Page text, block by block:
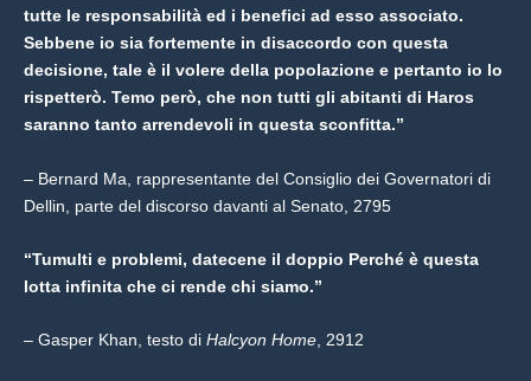
tutte le responsabilità ed i benefici ad esso associato.
Sebbene io sia fortemente in disaccordo con questa
decisione, tale è il volere della popolazione e pertanto io lo
rispetterò. Temo però, che non tutti gli abitanti di Haros
saranno tanto arrendevoli in questa sconfitta.”
– Bernard Ma, rappresentante del Consiglio dei Governatori di
Dellin, parte del discorso davanti al Senato, 2795
“Tumulti e problemi, datecene il doppio Perché è questa
lotta infinita che ci rende chi siamo.”
– Gasper Khan, testo di Halcyon Home, 2912